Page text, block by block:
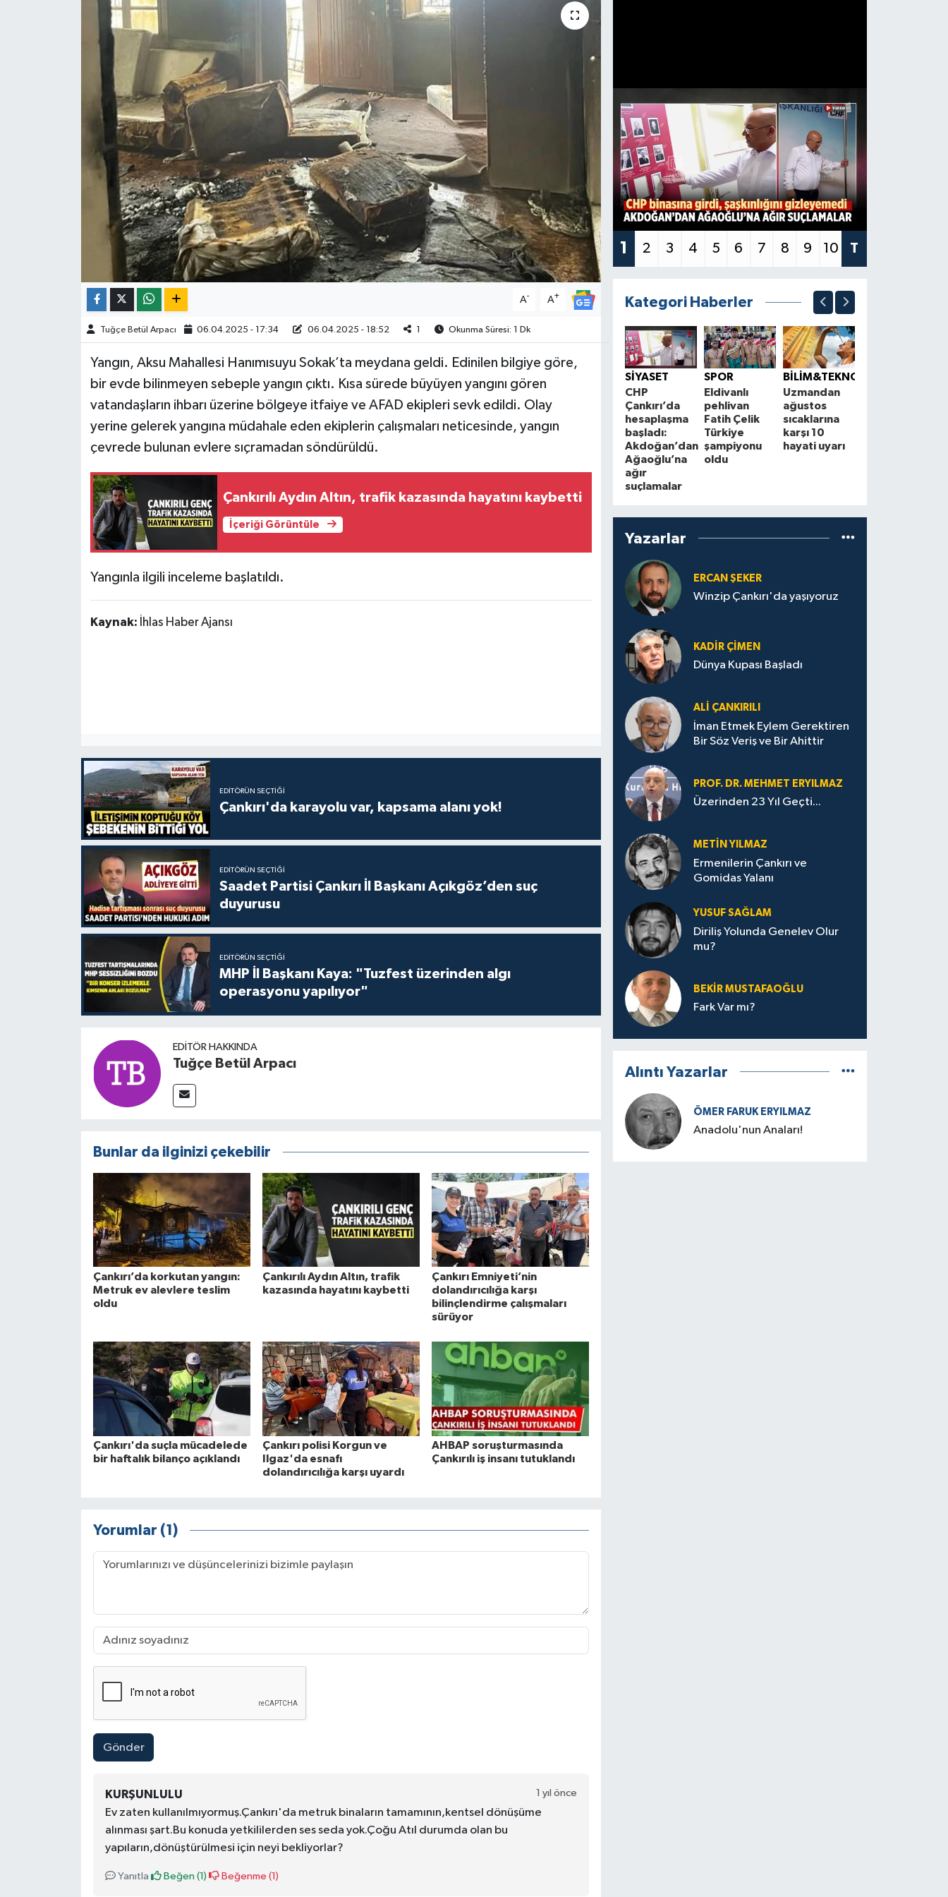
A- A+
Tuğçe Betül Arpacı 06.04.2025 - 17:34 06.04.2025 - 18:52 1 Okunma Süresi: 1 Dk
Yangın, Aksu Mahallesi Hanımısuyu Sokak’ta meydana geldi. Edinilen bilgiye göre,
bir evde bilinmeyen sebeple yangın çıktı. Kısa sürede büyüyen yangını gören
vatandaşların ihbarı üzerine bölgeye itfaiye ve AFAD ekipleri sevk edildi. Olay
yerine gelerek yangına müdahale eden ekiplerin çalışmaları neticesinde, yangın
çevrede bulunan evlere sıçramadan söndürüldü.
Çankırılı Aydın Altın, trafik kazasında hayatını kaybetti
İçeriği Görüntüle
Yangınla ilgili inceleme başlatıldı.
Kaynak: İhlas Haber Ajansı
EDITÖRÜN SEÇTIĞI
Çankırı'da karayolu var, kapsama alanı yok!
EDITÖRÜN SEÇTIĞI
Saadet Partisi Çankırı İl Başkanı Açıkgöz’den suç
duyurusu
EDITÖRÜN SEÇTIĞI
MHP İl Başkanı Kaya: "Tuzfest üzerinden algı
operasyonu yapılıyor"
EDITÖR HAKKINDA
Tuğçe Betül Arpacı
Bunlar da ilginizi çekebilir
Çankırı’da korkutan yangın:
Metruk ev alevlere teslim
oldu
Çankırılı Aydın Altın, trafik
kazasında hayatını kaybetti
Çankırı Emniyeti’nin
dolandırıcılığa karşı
bilinçlendirme çalışmaları
sürüyor
Çankırı'da suçla mücadelede
bir haftalık bilanço açıklandı
Çankırı polisi Korgun ve
Ilgaz'da esnafı
dolandırıcılığa karşı uyardı
AHBAP soruşturmasında
Çankırılı iş insanı tutuklandı
Yorumlar (1)
Gönder
KURŞUNLULU 1 yıl önce
Ev zaten kullanılmıyormuş.Çankırı'da metruk binaların tamamının,kentsel dönüşüme
alınması şart.Bu konuda yetkililerden ses seda yok.Çoğu Atıl durumda olan bu
yapıların,dönüştürülmesi için neyi bekliyorlar?
Yanıtla Beğen (1 ) Beğenme (1 )
1 2 3 4 5 6 7 8 9 10 T
Kategori Haberler
SİYASET
CHP
Çankırı’da
hesaplaşma
başladı:
Akdoğan’dan
Ağaoğlu’na
ağır
suçlamalar
SPOR
Eldivanlı
pehlivan
Fatih Çelik
Türkiye
şampiyonu
oldu
BİLİM&TEKNOLOJİ
Uzmandan
ağustos
sıcaklarına
karşı 10
hayati uyarı
Yazarlar
ERCAN ŞEKER
Winzip Çankırı'da yaşıyoruz
KADIR ÇIMEN
Dünya Kupası Başladı
ALI ÇANKIRILI
İman Etmek Eylem Gerektiren
Bir Söz Veriş ve Bir Ahittir
PROF. DR. MEHMET ERYILMAZ
Üzerinden 23 Yıl Geçti...
METIN YILMAZ
Ermenilerin Çankırı ve
Gomidas Yalanı
YUSUF SAĞLAM
Diriliş Yolunda Genelev Olur
mu?
BEKIR MUSTAFAOĞLU
Fark Var mı?
Alıntı Yazarlar
ÖMER FARUK ERYILMAZ
Anadolu'nun Anaları!
RESMİ İLANLAR
BİLİM&TEKNOLOJİ